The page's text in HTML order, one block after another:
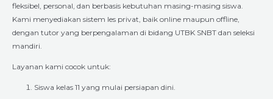
fleksibel, personal, dan berbasis kebutuhan masing-masing siswa.
Kami menyediakan sistem les privat, baik online maupun offline,
dengan tutor yang berpengalaman di bidang UTBK SNBT dan seleksi
mandiri.
Layanan kami cocok untuk:
Siswa kelas 11 yang mulai persiapan dini.